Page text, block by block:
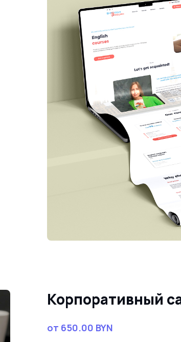
Корпоративный
от 650.00 BYN